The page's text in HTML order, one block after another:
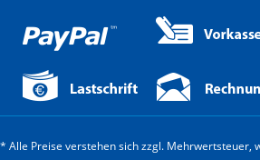
* Alle Preise verstehen sich zzgl. Mehrwertsteuer,